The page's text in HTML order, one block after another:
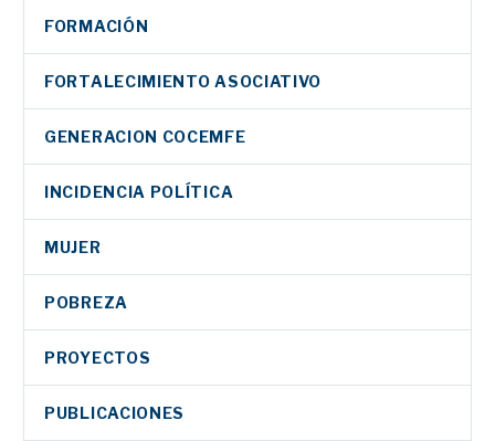
FORMACIÓN
FORTALECIMIENTO ASOCIATIVO
GENERACION COCEMFE
INCIDENCIA POLÍTICA
MUJER
POBREZA
PROYECTOS
PUBLICACIONES